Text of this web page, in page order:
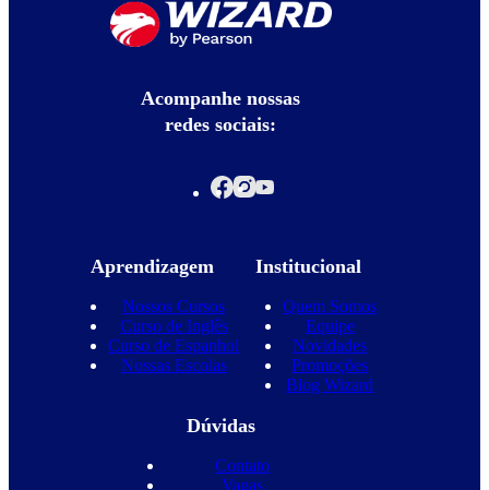
Acompanhe nossas
redes sociais:
Aprendizagem
Nossos Cursos
Curso de Inglês
Curso de Espanhol
Nossas Escolas
Institucional
Quem Somos
Equipe
Novidades
Promoções
Blog Wizard
Dúvidas
Contato
Vagas